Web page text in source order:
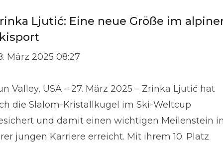
Ljutić: Eine neue Größe im
März 2025 08:27
Valley, USA – 27. März 2025 – Zrinka Ljutić hat
die Slalom-Kristallkugel im Ski-Weltcup
und damit einen wichtigen Meilenstein
jungen Karriere erreicht. Mit ihrem 10. Platz